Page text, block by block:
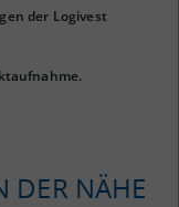
der Logivest
DER NÄHE